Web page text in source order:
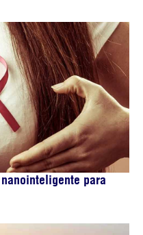
para